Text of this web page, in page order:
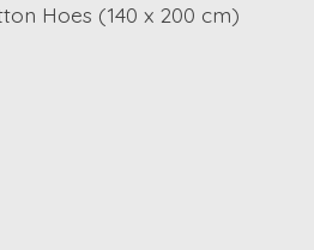
Hoes (140 x 200 cm)